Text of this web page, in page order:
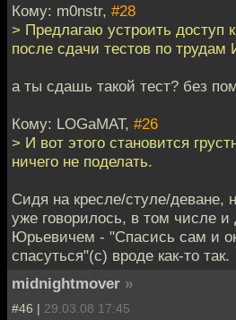
Кому: m0nstr, #28
> Предлагаю устроить доступ
после сдачи тестов по
а ты сдашь такой тест? без
Кому: LOGaMAT, #26
> И вот этого становится
ничего не поделать.
Сидя на кресле/стуле/деване,
уже говорилось, в том числе
Юрьевичем - "Спасись сам и
спасуться"(с) вроде как-то так.
midnightmover »
#46 | 29.03.08 17:45